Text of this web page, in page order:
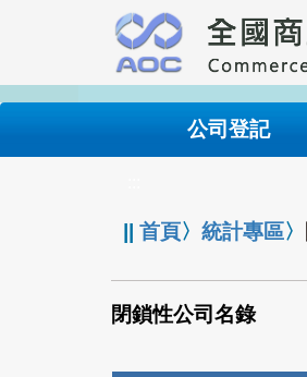
要
內
公司登記
||首頁〉統計專區〉
閉鎖性公司名錄